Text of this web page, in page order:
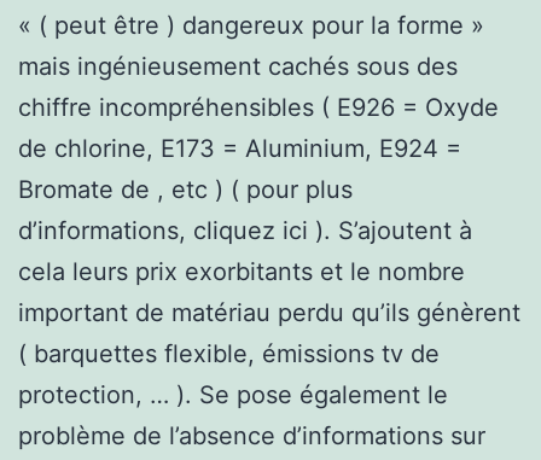
« ( peut être ) dangereux pour la forme »
mais ingénieusement cachés sous des
chiffre incompréhensibles ( E926 = Oxyde
de chlorine, E173 = Aluminium, E924 =
Bromate de , etc ) ( pour plus
d’informations, cliquez ici ). S’ajoutent à
cela leurs prix exorbitants et le nombre
important de matériau perdu qu’ils génèrent
( barquettes flexible, émissions tv de
protection, … ). Se pose également le
problème de l’absence d’informations sur